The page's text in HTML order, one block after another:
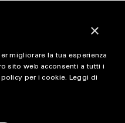
il
×
migliorare la tua esperienza
sito web acconsenti a tutti i
per i cookie. Leggi di